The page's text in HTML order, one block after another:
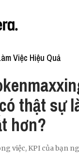
Việc Hiệu Quả
thật sự
hơn?
việc, KPI của bạn